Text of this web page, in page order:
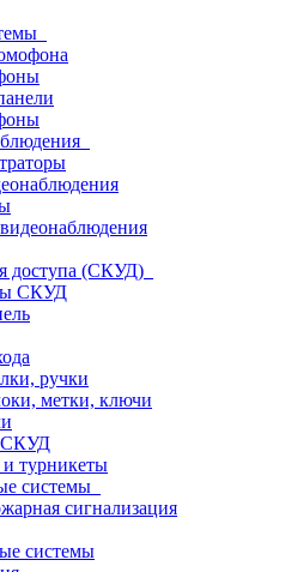
доступа (СКУД)
СКУД
ручки
метки, ключи
СКУД
турникеты
системы
сигнализация
системы